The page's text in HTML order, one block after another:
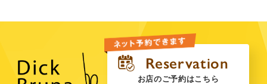
お店のご予約はこちら